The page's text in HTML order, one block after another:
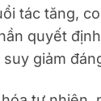
tác tăng,
quyết
giảm